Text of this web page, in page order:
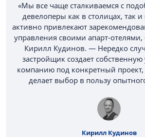
«Мы все чаще сталкиваемся с
девелоперы как в столицах, так
активно привлекают
управления своими апарт-
Кирилл Кудинов. — Нередко
застройщик создает
компанию под конкретный проект,
делает выбор в пользу
Кирилл Кудинов